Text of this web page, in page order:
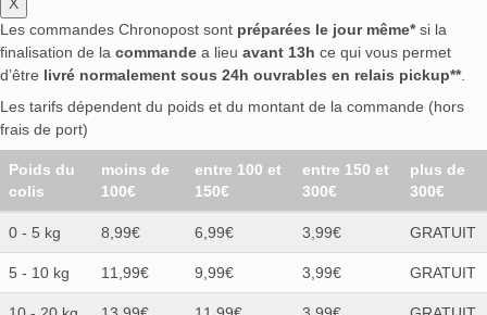
X
Les commandes Chronopost sont préparées le jour même*si la
finalisation de la commande a lieu avant 13h ce qui vous permet
d’être livré normalement sous 24h ouvrables en relais pickup**.
Les tarifs dépendent du poids et du montant de la commande (hors
frais de port)
Poids du
colis
moins de
100€
entre 100 et
150€
entre 150 et
300€
plus de
300€
0 - 5 kg 8,99€ 6,99€ 3,99€ GRATUIT
5 - 10 kg 11,99€ 9,99€ 3,99€ GRATUIT